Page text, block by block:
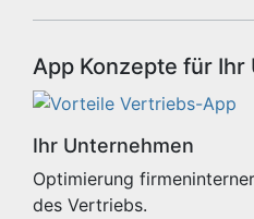
App Konzepte für Ihr
Ihr Unternehmen
Optimierung
des Vertriebs.